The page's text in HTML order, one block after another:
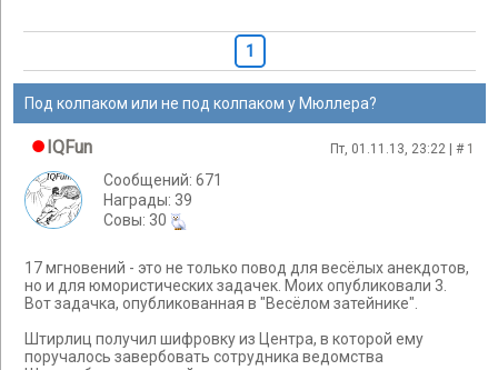
1
Под колпаком или не под колпаком у Мюллера?
IQFun Пт, 01.11.13, 23:22 | # 1
Сообщений: 671
Награды: 39
Cовы: 30
17 мгновений - это не только повод для весёлых анекдотов,
но и для юмористических задачек. Моих опубликовали 3.
Вот задачка, опубликованная в "Весёлом затейнике".
Штирлиц получил шифровку из Центра, в которой ему
поручалось завербовать сотрудника ведомства